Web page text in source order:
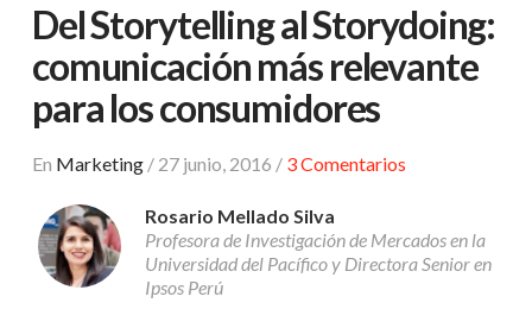
Del Storytelling al Storydoing:
comunicación más relevante
para los consumidores
En Marketing/ 27 junio, 2016 / 3 Comentarios
Rosario Mellado Silva
Profesora de Investigación de Mercados en la
Universidad del Pacífico y Directora Senior en
Ipsos Perú